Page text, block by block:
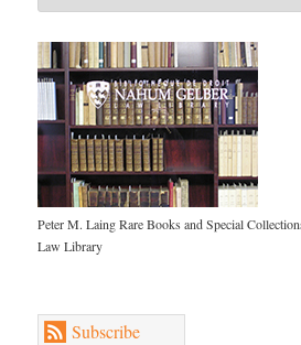
Peter M. Laing Rare Books and Special
Law Library
Subscribe